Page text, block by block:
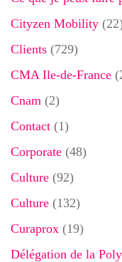
Cityzen Mobility
Clients (729)
CMA Ile-de-France
Cnam (2)
Contact (1)
Corporate (48)
Culture (92)
Culture (132)
Curaprox (19)
Délégation de la